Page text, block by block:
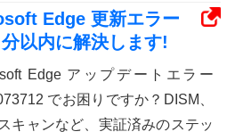
Edge 更新エラー
以内に解決します!
Edge アップデートエラー
でお困りですか？DISM、
キャンなど、実証済みのステッ